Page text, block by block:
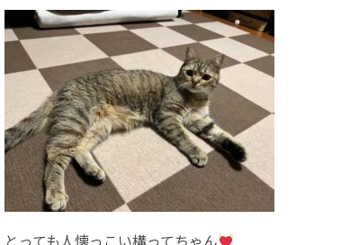
とっても人懐っこい構ってちゃん